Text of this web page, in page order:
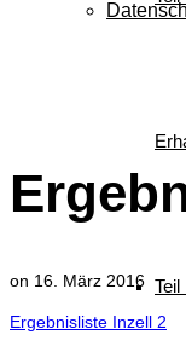
on 16. März 2016
Ergebnisliste Inzell 2